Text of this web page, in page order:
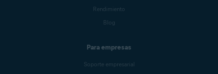
Rendimiento
Blog
Para empresas
Soporte empresarial